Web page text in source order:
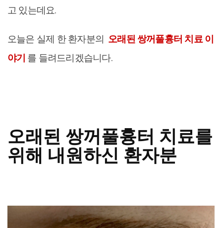
고 있는데요.
오늘은 실제 한 환자분의 오래된 쌍꺼풀흉터 치료 이
야기 를 들려드리겠습니다.
오래된 쌍꺼풀흉터 치료를
위해 내원하신 환자분